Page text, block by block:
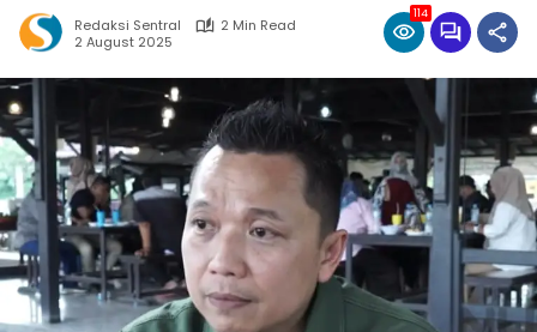
Redaksi Sentral
2 Min Read
2 August 2025
114